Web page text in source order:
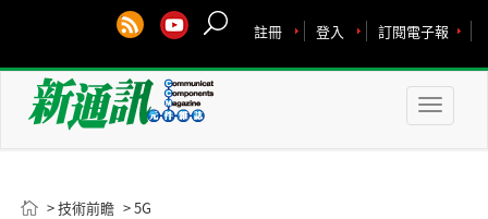
訂閱電子報
登入
註冊
Toggle
> 技術前瞻 > 5G